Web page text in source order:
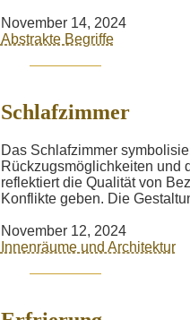
November 14, 2024
Abstrakte Begriffe
Schlafzimmer
Das Schlafzimmer
Rückzugsmöglichkeiten und
reflektiert die Qualität von
Konflikte geben. Die
November 12, 2024
Innenräume und Architektur